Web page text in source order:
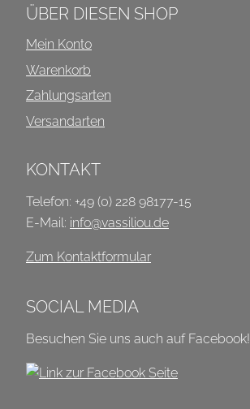
ÜBER DIESEN SHOP
Mein Konto
Warenkorb
Zahlungsarten
Versandarten
KONTAKT
Telefon: +49 (0) 228 98177-15
E-Mail: info@vassiliou.de
Zum Kontaktformular
SOCIAL MEDIA
Besuchen Sie uns auch auf Facebook!